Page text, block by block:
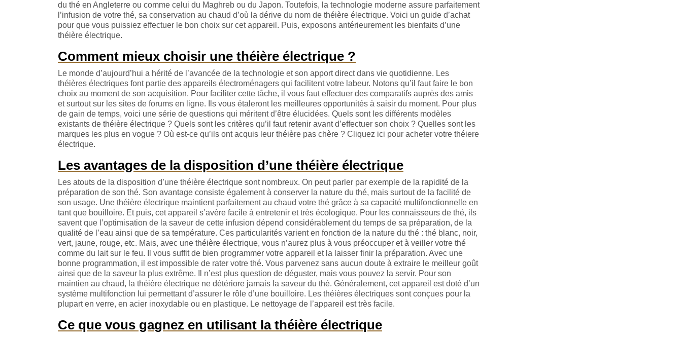
du thé en Angleterre ou comme celui du Maghreb ou du Japon. Toutefois, la technologie moderne assure parfaitement
l’infusion de votre thé, sa conservation au chaud d’où la dérive du nom de théière électrique. Voici un guide d’achat
pour que vous puissiez effectuer le bon choix sur cet appareil. Puis, exposons antérieurement les bienfaits d’une
théière électrique.
Comment mieux choisir une théière électrique ?
Le monde d’aujourd’hui a hérité de l’avancée de la technologie et son apport direct dans vie quotidienne. Les
théières électriques font partie des appareils électroménagers qui facilitent votre labeur. Notons qu’il faut faire le bon
choix au moment de son acquisition. Pour faciliter cette tâche, il vous faut effectuer des comparatifs auprès des amis
et surtout sur les sites de forums en ligne. Ils vous étaleront les meilleures opportunités à saisir du moment. Pour plus
de gain de temps, voici une série de questions qui méritent d’être élucidées. Quels sont les différents modèles
existants de théière électrique ? Quels sont les critères qu’il faut retenir avant d’effectuer son choix ? Quelles sont les
marques les plus en vogue ? Où est-ce qu’ils ont acquis leur théière pas chère ? Cliquez ici pour acheter votre théiere
électrique.
Les avantages de la disposition d’une théière électrique
Les atouts de la disposition d’une théière électrique sont nombreux. On peut parler par exemple de la rapidité de la
préparation de son thé. Son avantage consiste également à conserver la nature du thé, mais surtout de la facilité de
son usage. Une théière électrique maintient parfaitement au chaud votre thé grâce à sa capacité multifonctionnelle en
tant que bouilloire. Et puis, cet appareil s’avère facile à entretenir et très écologique. Pour les connaisseurs de thé, ils
savent que l’optimisation de la saveur de cette infusion dépend considérablement du temps de sa préparation, de la
qualité de l’eau ainsi que de sa température. Ces particularités varient en fonction de la nature du thé : thé blanc, noir,
vert, jaune, rouge, etc. Mais, avec une théière électrique, vous n’aurez plus à vous préoccuper et à veiller votre thé
comme du lait sur le feu. Il vous suffit de bien programmer votre appareil et la laisser finir la préparation. Avec une
bonne programmation, il est impossible de rater votre thé. Vous parvenez sans aucun doute à extraire le meilleur goût
ainsi que de la saveur la plus extrême. Il n’est plus question de déguster, mais vous pouvez la servir. Pour son
maintien au chaud, la théière électrique ne détériore jamais la saveur du thé. Généralement, cet appareil est doté d’un
système multifonction lui permettant d’assurer le rôle d’une bouilloire. Les théières électriques sont conçues pour la
plupart en verre, en acier inoxydable ou en plastique. Le nettoyage de l’appareil est très facile.
Ce que vous gagnez en utilisant la théière électrique